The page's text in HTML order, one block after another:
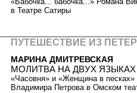
в Театре Сатиры
ПУТЕШЕСТВИЕ ИЗ
МАРИНА ДМИТРЕВСКАЯ
МОЛИТВА НА ДВУХ ЯЗЫКАХ
«Часовня» и «Женщина в песках»
Владимира Петрова в Омском